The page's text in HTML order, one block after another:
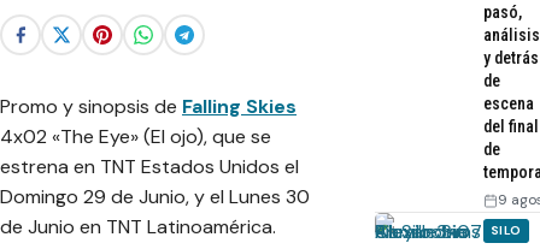
Promo y sinopsis de Falling Skies
4x02 «The Eye» (El ojo), que se
estrena en TNT Estados Unidos el
Domingo 29 de Junio, y el Lunes 30
de Junio en TNT Latinoamérica.
pasó,
análisis
y detrás
de
escena
del final
de
9
SILO